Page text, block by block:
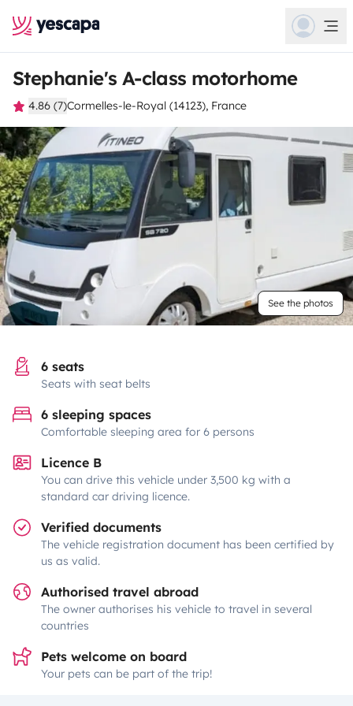
Stephanie's A-class motorhome
4.86 (7)Cormelles-le-Royal (14123), France
See the photos
6 seats
Seats with seat belts
6 sleeping spaces
Comfortable sleeping area for 6 persons
Licence B
You can drive this vehicle under 3,500 kg with a
standard car driving licence.
Verified documents
The vehicle registration document has been certified by
us as valid.
Authorised travel abroad
The owner authorises his vehicle to travel in several
countries
Pets welcome on board
Your pets can be part of the trip!